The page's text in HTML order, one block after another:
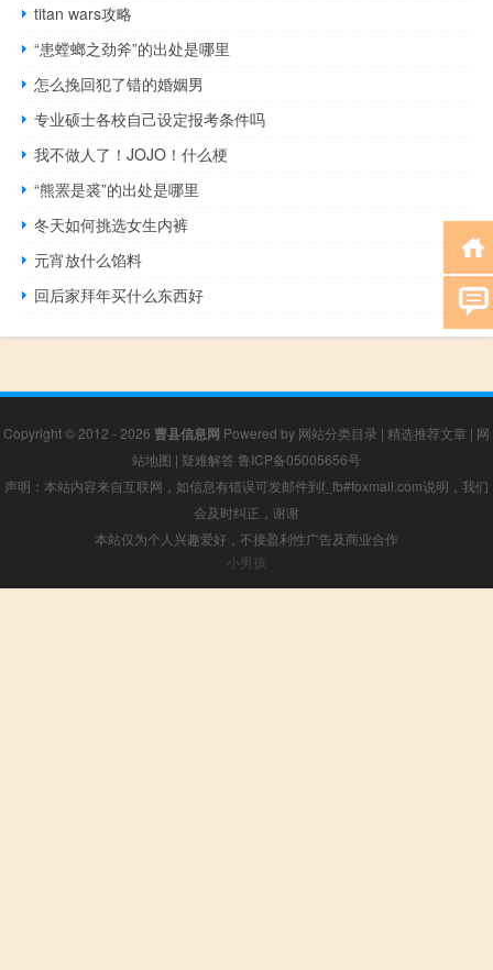
titan wars攻略
“患螳螂之劲斧”的出处是哪里
怎么挽回犯了错的婚姻男
专业硕士各校自己设定报考条件吗
我不做人了！JOJO！什么梗
“熊罴是裘”的出处是哪里
冬天如何挑选女生内裤
元宵放什么馅料
回后家拜年买什么东西好
Copyright © 2012 - 2026 曹县信息网 Powered by 网站分类目录 | 精选推荐文章 | 网
站地图 | 疑难解答 鲁ICP备05005656号
声明：本站内容来自互联网，如信息有错误可发邮件到f_fb#foxmail.com说明，我们
会及时纠正，谢谢
本站仅为个人兴趣爱好，不接盈利性广告及商业合作
小男孩